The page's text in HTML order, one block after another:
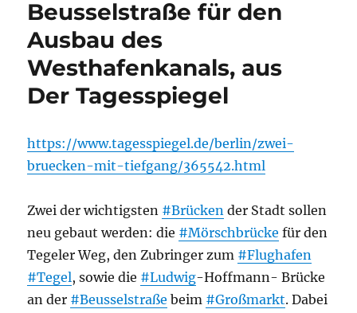
Beusselstraße für den
Ausbau des
Westhafenkanals, aus
Der Tagesspiegel
https://www.tagesspiegel.de/berlin/zwei-
bruecken-mit-tiefgang/365542.html
Zwei der wichtigsten #Brücken der Stadt sollen
neu gebaut werden: die #Mörschbrücke für den
Tegeler Weg, den Zubringer zum #Flughafen
#Tegel, sowie die #Ludwig-Hoffmann- Brücke
an der #Beusselstraße beim #Großmarkt. Dabei